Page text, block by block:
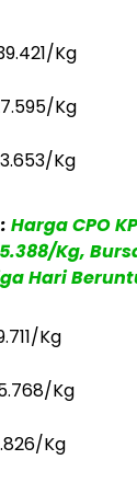
Kg
Kg
Kg
Harga CPO
Kg,
Hari
Kg
Kg
Kg